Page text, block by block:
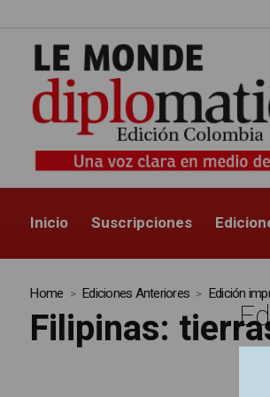
Inicio Suscripciones
Home Ediciones Anteriores Edición
Filipinas: